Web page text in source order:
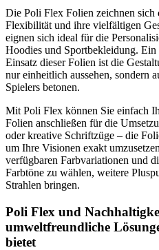
Die Poli Flex Folien zeichnen sich
Flexibilität und ihre vielfältigen
eignen sich ideal für die
Hoodies und Sportbekleidung.
Einsatz dieser Folien ist die
nur einheitlich aussehen, sondern
Spielers betonen.
Mit Poli Flex können Sie einfach
Folien anschließen für die
oder kreative Schriftzüge – die
um Ihre Visionen exakt
verfügbaren Farbvariationen und
Farbtöne zu wählen, weitere
Strahlen bringen.
Poli Flex und
umweltfreundliche
bietet